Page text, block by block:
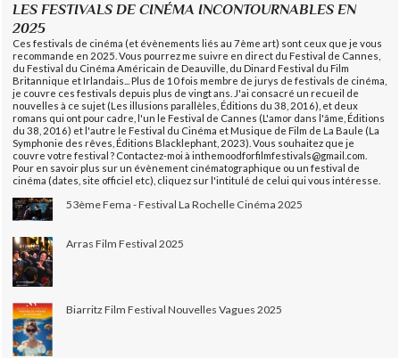
LES FESTIVALS DE CINÉMA INCONTOURNABLES EN
2025
Ces festivals de cinéma (et évènements liés au 7ème art) sont ceux que je vous
recommande en 2025. Vous pourrez me suivre en direct du Festival de Cannes,
du Festival du Cinéma Américain de Deauville, du Dinard Festival du Film
Britannique et Irlandais... Plus de 10 fois membre de jurys de festivals de cinéma,
je couvre ces festivals depuis plus de vingt ans. J'ai consacré un recueil de
nouvelles à ce sujet (Les illusions parallèles, Éditions du 38, 2016), et deux
romans qui ont pour cadre, l'un le Festival de Cannes (L'amor dans l'âme, Éditions
du 38, 2016) et l'autre le Festival du Cinéma et Musique de Film de La Baule (La
Symphonie des rêves, Éditions Blacklephant, 2023). Vous souhaitez que je
couvre votre festival ? Contactez-moi à inthemoodforfilmfestivals@gmail.com.
Pour en savoir plus sur un évènement cinématographique ou un festival de
cinéma (dates, site officiel etc), cliquez sur l'intitulé de celui qui vous intéresse.
53ème Fema - Festival La Rochelle Cinéma 2025
Arras Film Festival 2025
Biarritz Film Festival Nouvelles Vagues 2025